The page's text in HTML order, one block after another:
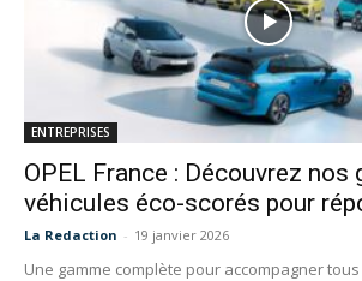
ENTREPRISES
OPEL France : Découvrez nos
véhicules éco-scorés pour
La Redaction - 19 janvier 2026
Une gamme complète pour accompagner